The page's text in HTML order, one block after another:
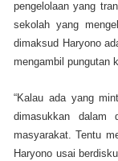
pengelolaan yang
sekolah yang
dimaksud Haryono
mengambil pungutan
“Kalau ada yang
dimasukkan dalam
masyarakat. Tentu
Haryono usai